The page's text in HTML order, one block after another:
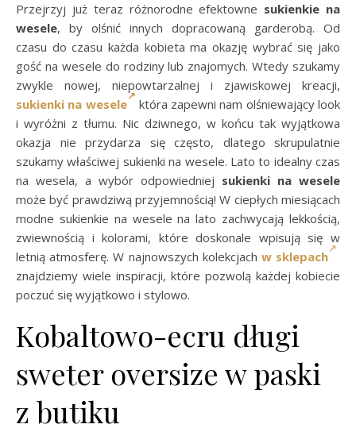
Przejrzyj już teraz różnorodne efektowne sukienkie na
wesele, by olśnić innych dopracowaną garderobą. Od
czasu do czasu każda kobieta ma okazję wybrać się jako
gość na wesele do rodziny lub znajomych. Wtedy szukamy
zwykle nowej, niepowtarzalnej i zjawiskowej kreacji,
sukienki na wesele
która zapewni nam olśniewający look
i wyróżni z tłumu. Nic dziwnego, w końcu tak wyjątkowa
okazja nie przydarza się często, dlatego skrupulatnie
szukamy właściwej sukienki na wesele. Lato to idealny czas
na wesela, a wybór odpowiedniej sukienki na wesele
może być prawdziwą przyjemnością! W ciepłych miesiącach
modne sukienkie na wesele na lato zachwycają lekkością,
zwiewnością i kolorami, które doskonale wpisują się w
letnią atmosferę. W najnowszych kolekcjach w sklepach
znajdziemy wiele inspiracji, które pozwolą każdej kobiecie
poczuć się wyjątkowo i stylowo.
Kobaltowo-ecru długi
sweter oversize w paski
z butiku